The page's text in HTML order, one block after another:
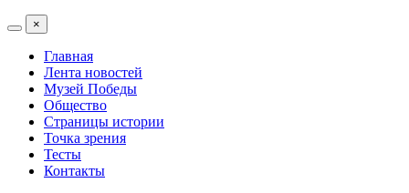
×
Главная
Лента новостей
Музей Победы
Общество
Страницы истории
Точка зрения
Тесты
Контакты